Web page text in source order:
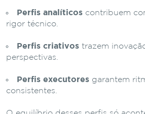
Perfis analíticos contribuem
rigor técnico.
Perfis criativos trazem
perspectivas.
Perfis executores garantem
consistentes.